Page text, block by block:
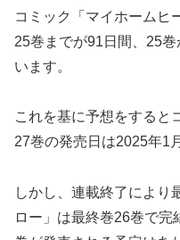
コミック「マイホームヒ
25巻までが91日間、25
います。
これを基に予想をすると
27巻の発売日は2025年1
しかし、連載終了により
ロー」は最終巻26巻で